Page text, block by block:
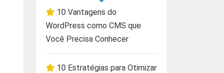
10 Vantagens do
WordPress como CMS que
Você Precisa Conhecer
10 Estratégias para Otimizar